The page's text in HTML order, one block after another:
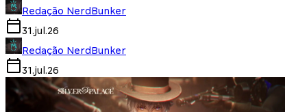
Redação NerdBunker
31.jul.26
Redação NerdBunker
31.jul.26